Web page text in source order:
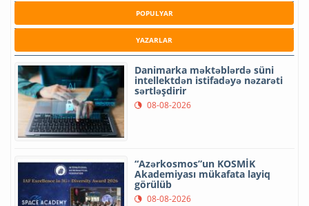
POPULYAR
YAZARLAR
Danimarka məktəblərdə süni
intellektdən istifadəyə nəzarəti
sərtləşdirir
08-08-2026
“Azərkosmos”un KOSMİK
Akademiyası mükafata layiq
görülüb
08-08-2026